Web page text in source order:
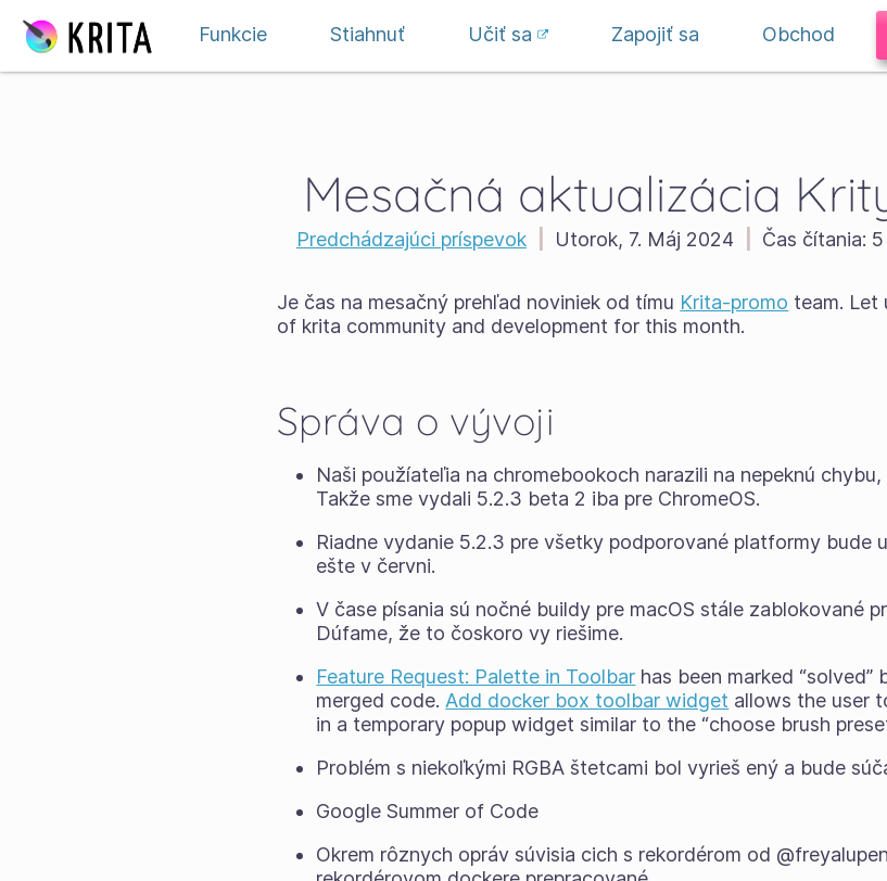
Funkcie
Stiahnuť Učiť sa Zapojiť sa Obchod
Mesačná aktualizácia
Predchádzajúci príspevok Utorok, 7. Máj 2024 Čas čítania:
Je čas na mesačný prehľad noviniek od tímu Krita-promo team. Let
of krita community and development for this month.
Správa o vývoji
Naši použíateľia na chromebookoch narazili na nepeknú
Takže sme vydali 5.2.3 beta 2 iba pre ChromeOS.
Riadne vydanie 5.2.3 pre všetky podporované platformy bude
ešte v červni.
V čase písania sú nočné buildy pre macOS stále zablokované
Dúfame, že to čoskoro vy riešime.
Feature Request: Palette in Toolbar has been marked “solved”
merged code. Add docker box toolbar widget allows the user
in a temporary popup widget similar to the “choose brush
Problém s niekoľkými RGBA štetcami bol vyrieš ený a bude
Google Summer of Code
Okrem rôznych opráv súvisia cich s rekordérom od